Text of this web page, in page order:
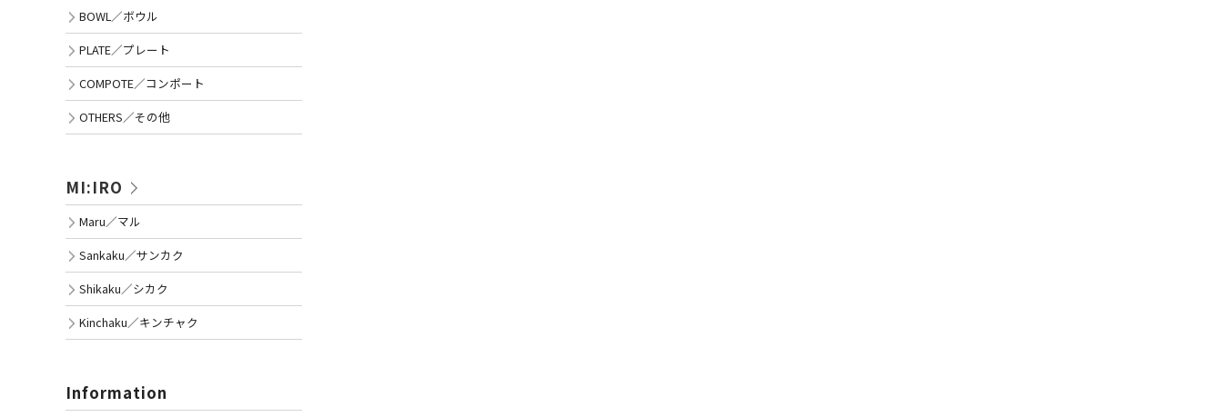
BOWL／ボウル
PLATE／プレート
COMPOTE／コンポート
OTHERS／その他
MI:IRO
Maru／マル
Sankaku／サンカク
Shikaku／シカク
Kinchaku／キンチャク
Information